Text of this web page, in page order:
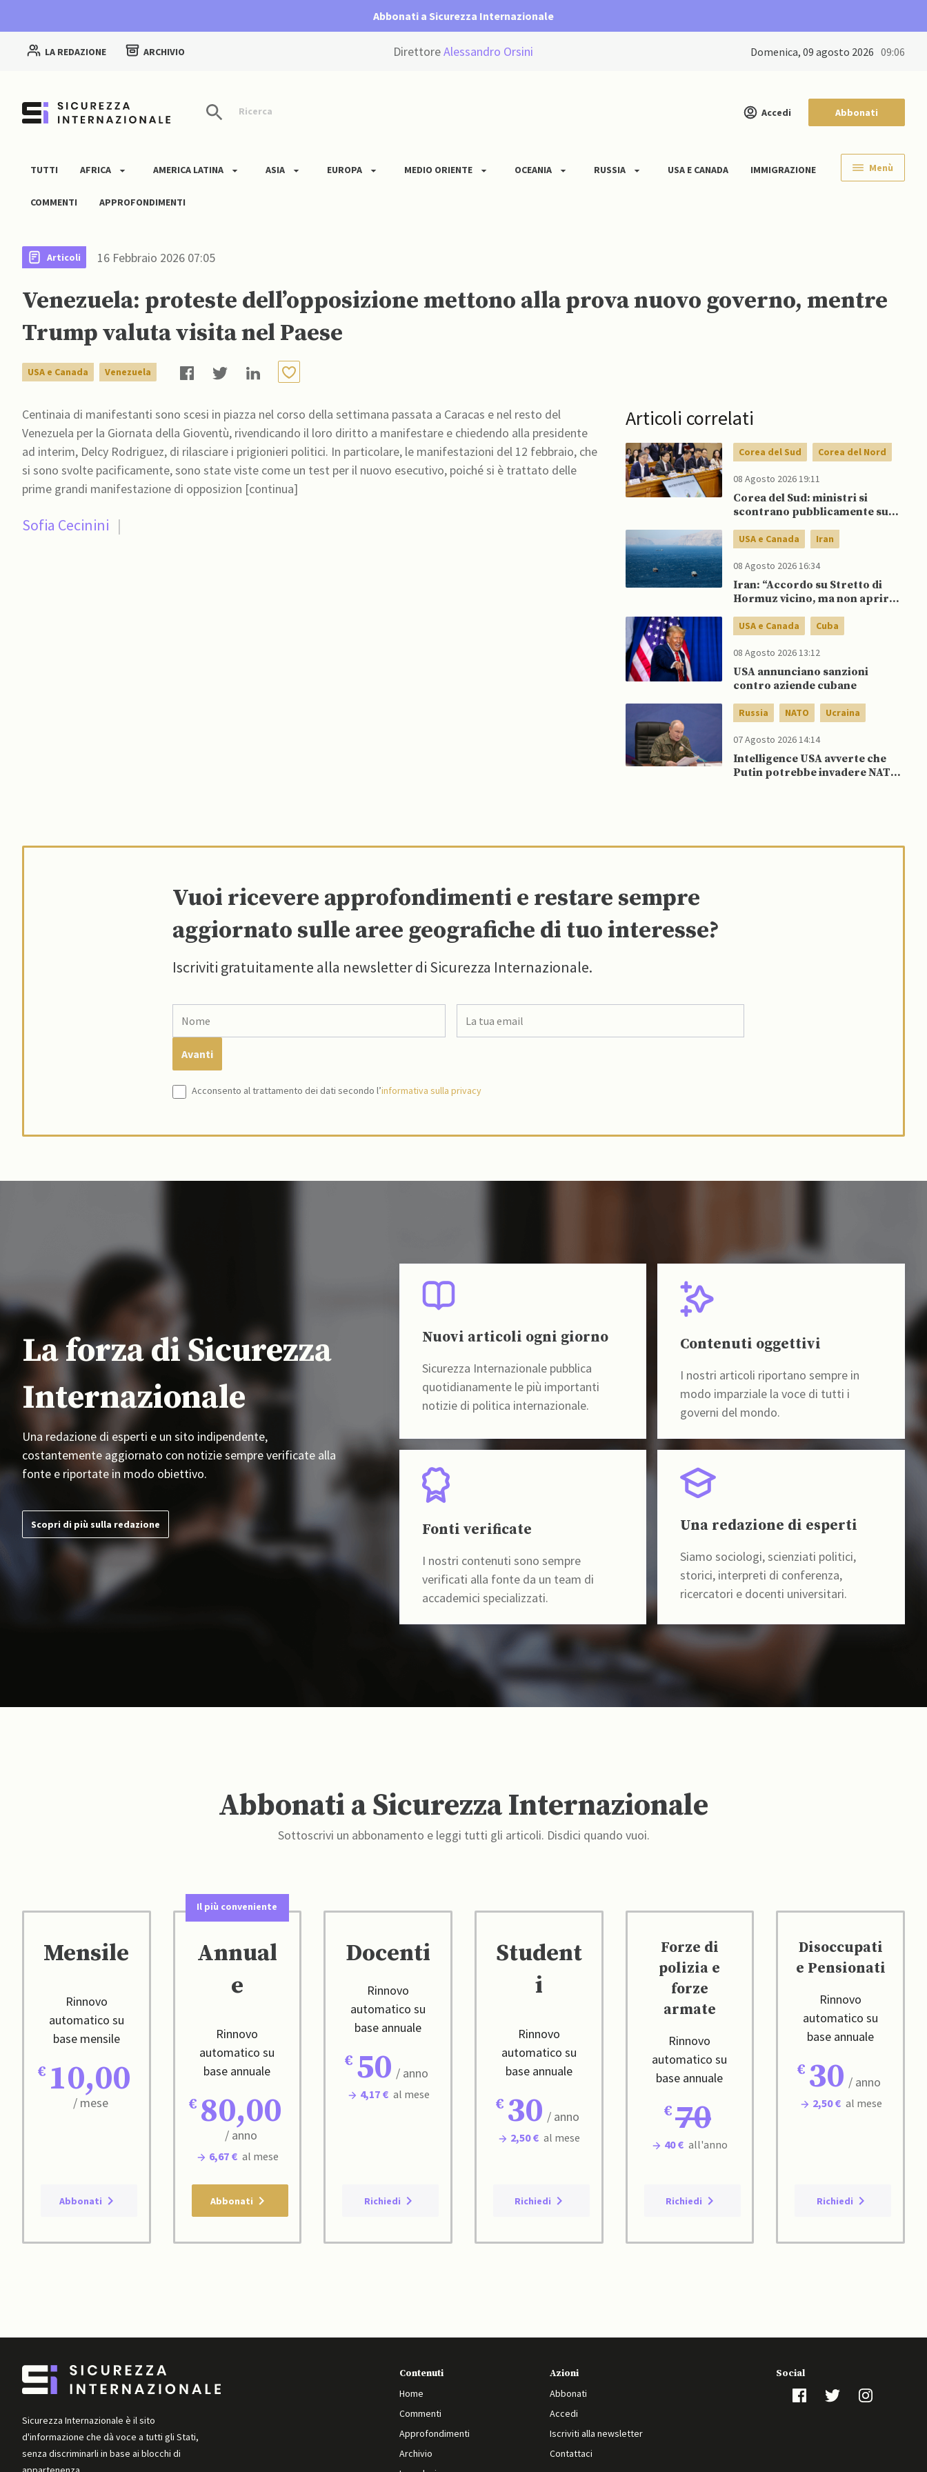
Abbonati a Sicurezza Internazionale
LA REDAZIONE ARCHIVIO DirettoreAlessandro Orsini domenica, 09 agosto 2026 09:06
Ricerca Accedi Abbonati
TUTTI AFRICA AMERICA LATINA ASIA EUROPA MEDIO ORIENTE OCEANIA RUSSIA USA E CANADA IMMIGRAZIONE
COMMENTI APPROFONDIMENTI
Menù
Articoli 16 Febbraio 2026 07:05
Venezuela: proteste dell’opposizione mettono alla prova nuovo governo, mentre
Trump valuta visita nel Paese
USA e Canada Venezuela
Centinaia di manifestanti sono scesi in piazza nel corso della settimana passata a Caracas e nel resto del
Venezuela per la Giornata della Gioventù, rivendicando il loro diritto a manifestare e chiedendo alla presidente
ad interim, Delcy Rodriguez, di rilasciare i prigionieri politici. In particolare, le manifestazioni del 12 febbraio, che
si sono svolte pacificamente, sono state viste come un test per il nuovo esecutivo, poiché si è trattato delle
prime grandi manifestazione di opposizion [continua]
Sofia Cecinini |
Articoli correlati
Corea del Sud Corea del Nord
08 Agosto 2026 19:11
Corea del Sud: ministri si
scontrano pubblicamente su
spinge per dialogo
USA e Canada Iran
08 Agosto 2026 16:34
Iran: “Accordo su Stretto di
Hormuz vicino, ma non aprirà il
USA e Canada Cuba
08 Agosto 2026 13:12
USA annunciano sanzioni
contro aziende cubane
Russia NATO Ucraina
07 Agosto 2026 14:14
Intelligence USA avverte che
Putin potrebbe invadere NATO
Vuoi ricevere approfondimenti e restare sempre
aggiornato sulle aree geografiche di tuo interesse?
Iscriviti gratuitamente alla newsletter di Sicurezza Internazionale.
Acconsento al trattamento dei dati secondo l’informativa sulla privacy
La forza di Sicurezza
Internazionale
Una redazione di esperti e un sito indipendente,
costantemente aggiornato con notizie sempre verificate alla
fonte e riportate in modo obiettivo.
Scopri di più sulla redazione
Nuovi articoli ogni giorno
Sicurezza Internazionale pubblica
quotidianamente le più importanti
notizie di politica internazionale.
Contenuti oggettivi
I nostri articoli riportano sempre in
modo imparziale la voce di tutti i
governi del mondo.
Fonti verificate
I nostri contenuti sono sempre
verificati alla fonte da un team di
accademici specializzati.
Una redazione di esperti
Siamo sociologi, scienziati politici,
storici, interpreti di conferenza,
ricercatori e docenti universitari.
Abbonati a Sicurezza Internazionale
Sottoscrivi un abbonamento e leggi tutti gli articoli. Disdici quando vuoi.
Mensile
Rinnovo
automatico su
base mensile
10,00
/ mese
Abbonati
Il più conveniente
Annual
e
Rinnovo
automatico su
base annuale
80,00
/ anno
6,67 € al mese
Abbonati
Docenti
Rinnovo
automatico su
base annuale
50 / anno
4,17 € al mese
Richiedi
Student
i
Rinnovo
automatico su
base annuale
30 / anno
2,50 € al mese
Richiedi
Forze di
polizia e
forze
armate
Rinnovo
automatico su
base annuale
70
40 € all'anno
Richiedi
Disoccupati
e Pensionati
Rinnovo
automatico su
base annuale
30 / anno
2,50 € al mese
Richiedi
Sicurezza Internazionale è il sito
d'informazione che dà voce a tutti gli Stati,
senza discriminarli in base ai blocchi di
Contenuti
Home
Commenti
Approfondimenti
Archivio
Azioni
Abbonati
Accedi
Iscriviti alla newsletter
Contattaci
Social